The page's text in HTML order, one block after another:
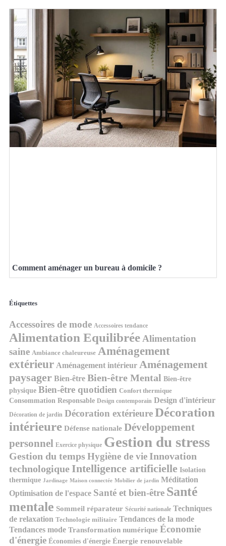
Comment aménager un bureau à domicile ?
Étiquettes
Accessoires de mode Accessoires tendance
Alimentation Equilibrée Alimentation
saine Ambiance chaleureuse Aménagement
extérieur Aménagement intérieur Aménagement
paysager Bien-être Bien-être Mental Bien-être
physique Bien-être quotidien Confort thermique
Consommation Responsable Design contemporain Design d'intérieur
Décoration de jardin Décoration extérieureDécoration
intérieure Défense nationale Développement
personnel Exercice physique Gestion du stress
Gestion du temps Hygiène de vie Innovation
technologique Intelligence artificielle Isolation
thermique Jardinage Maison connectée Mobilier de jardin Méditation
Optimisation de l'espace Santé et bien-être Santé
mentale Sommeil réparateur Sécurité nationale Techniques
de relaxation Technologie militaire Tendances de la mode
Tendances mode Transformation numérique Économie
d'énergie Économies d'énergie Énergie renouvelable